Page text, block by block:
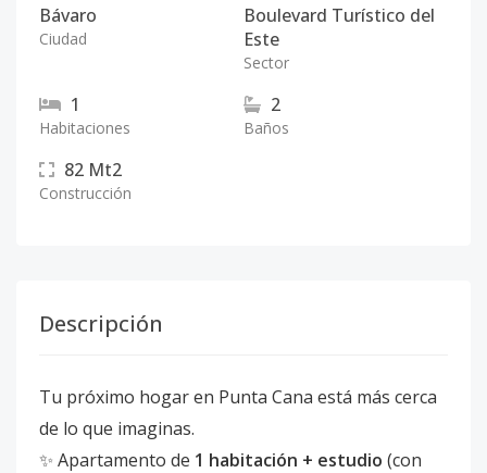
Bávaro
Ciudad
Boulevard Turístico del
Este
Sector
1
Habitaciones
2
Baños
82 Mt2
Construcción
Descripción
Tu próximo hogar en Punta Cana está más cerca
de lo que imaginas.
✨ Apartamento de 1 habitación + estudio (con